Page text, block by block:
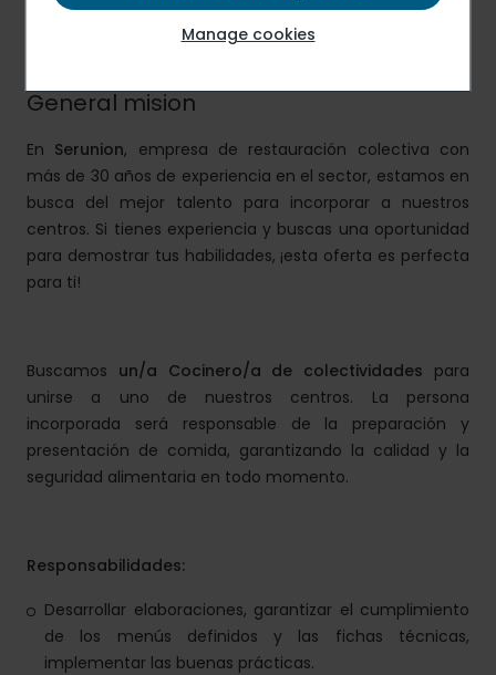
General mision
En Serunion, empresa de restauración colectiva con
más de 30 años de experiencia en el sector, estamos en
busca del mejor talento para incorporar a nuestros
centros. Si tienes experiencia y buscas una oportunidad
para demostrar tus habilidades, ¡esta oferta es perfecta
para ti!
Buscamos un/a Cocinero/a de colectividades para
unirse a uno de nuestros centros. La persona
incorporada será responsable de la preparación y
presentación de comida, garantizando la calidad y la
seguridad alimentaria en todo momento.
Responsabilidades:
Desarrollar elaboraciones, garantizar el cumplimiento
de los menús definidos y las fichas técnicas,
implementar las buenas prácticas.
Manage cookies